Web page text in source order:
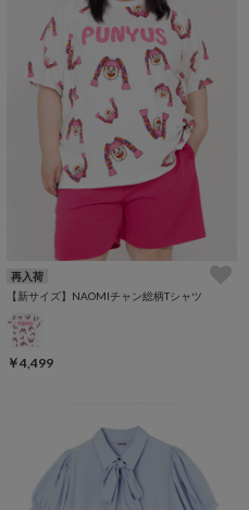
再入荷
【新サイズ】NAOMIチャン総柄Tシャツ
￥4,499